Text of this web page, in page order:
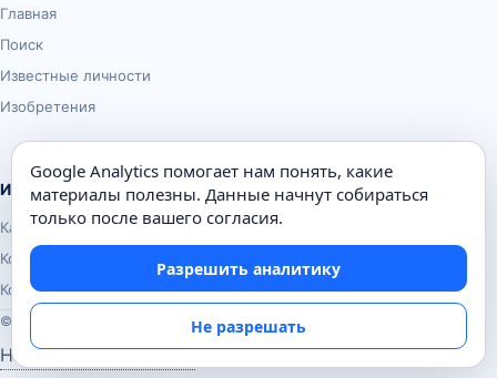
Главная
Поиск
Известные личности
Изобретения
Информация
Карта сайта
Контакты
Конфиденциальность
© Почемуха.ру, 2010–2026
Настройки аналитики
Google Analytics помогает нам понять, какие
материалы полезны. Данные начнут собираться
только после вашего согласия.
Разрешить аналитику
Не разрешать